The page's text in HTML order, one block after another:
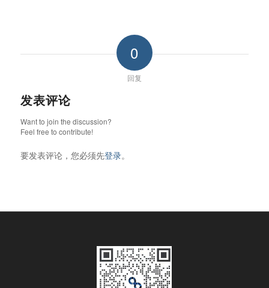
0
回复
发表评论
Want to join the discussion?
Feel free to contribute!
要发表评论，您必须先登录。